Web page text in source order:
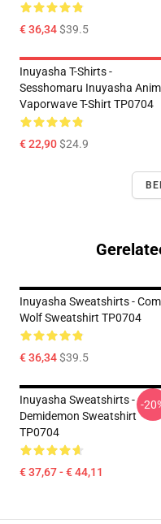
€ 36,34$39.5
Inuyasha T-Shirts -
Sesshomaru Inuyasha
Vaporwave T-Shirt TP0704
€ 22,90$24.9
Inuyasha Sweatshirts -
Wolf Sweatshirt TP0704
€ 36,34$39.5
Inuyasha Sweatshirts -
Demidemon Sweatshirt
TP0704
€ 37,67 - € 44,11
-